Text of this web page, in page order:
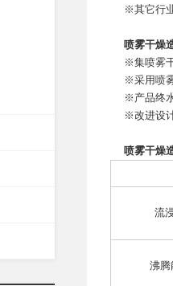
※其它行业
喷雾干燥
※集喷雾干
※采用喷雾工
※产品终水份
※改进设计
喷雾干燥
流
沸腾